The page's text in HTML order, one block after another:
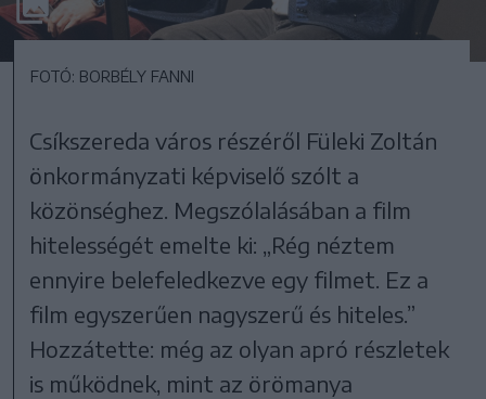
FOTÓ: BORBÉLY FANNI
Csíkszereda város részéről Füleki Zoltán
önkormányzati képviselő szólt a
közönséghez. Megszólalásában a film
hitelességét emelte ki: „Rég néztem
ennyire belefeledkezve egy filmet. Ez a
film egyszerűen nagyszerű és hiteles.”
Hozzátette: még az olyan apró részletek
is működnek, mint az örömanya